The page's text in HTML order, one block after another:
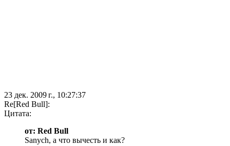
23 дек. 2009 г., 10:27:37
Re[Red Bull]:
Цитата:
от: Red Bull
Sanych, а что вычесть и как?